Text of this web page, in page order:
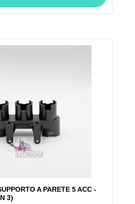
A PARETE 5 ACC -
3)